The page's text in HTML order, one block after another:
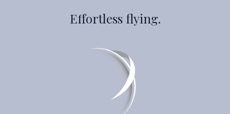
Effortless flying.